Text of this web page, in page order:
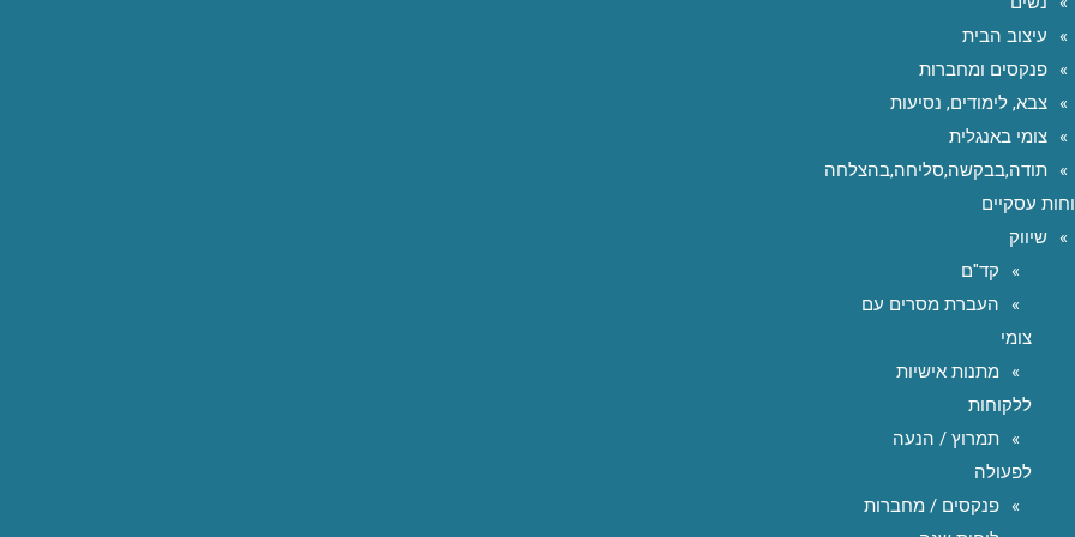
עיצוב הבית
פנקסים ומחברות
צבא, לימודים, נסיעות
צומי באנגלית
תודה,בבקשה,סליחה,בהצלחה
עסקיים
שיווק
קד"ם
העברת מסרים עם
צומי
מתנות אישיות
ללקוחות
תמרוץ / הנעה
לפעולה
פנקסים / מחברות